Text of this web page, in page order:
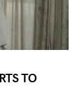
TO